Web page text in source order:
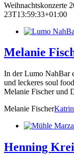
Weihnachtskonzerte
23T13:59:33+01:00
Melanie
In der Lumo NahBar
und leckeres soul
Melanie Fischer und
Melanie Fischer
Henning